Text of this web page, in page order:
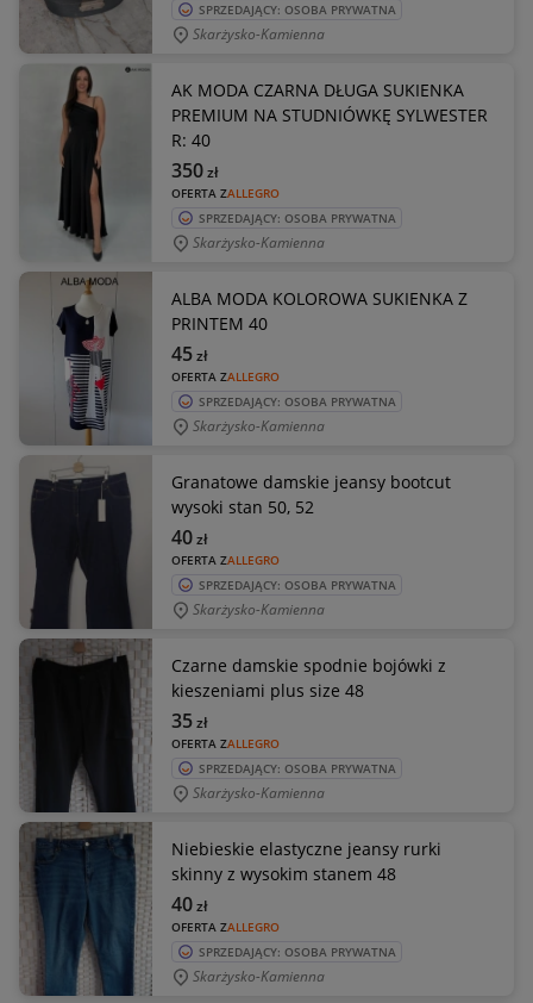
SPRZEDAJĄCY: OSOBA PRYWATNA
Skarżysko-Kamienna
AK MODA CZARNA DŁUGA SUKIENKA
PREMIUM NA STUDNIÓWKĘ SYLWESTER
R: 40
OFERTA ZALLEGRO
350zł
SPRZEDAJĄCY: OSOBA PRYWATNA
Skarżysko-Kamienna
ALBA MODA KOLOROWA SUKIENKA Z
PRINTEM 40
OFERTA ZALLEGRO
45zł
SPRZEDAJĄCY: OSOBA PRYWATNA
Skarżysko-Kamienna
Granatowe damskie jeansy bootcut
wysoki stan 50, 52
OFERTA ZALLEGRO
40zł
SPRZEDAJĄCY: OSOBA PRYWATNA
Skarżysko-Kamienna
Czarne damskie spodnie bojówki z
kieszeniami plus size 48
OFERTA ZALLEGRO
35zł
SPRZEDAJĄCY: OSOBA PRYWATNA
Skarżysko-Kamienna
Niebieskie elastyczne jeansy rurki
skinny z wysokim stanem 48
OFERTA ZALLEGRO
40zł
SPRZEDAJĄCY: OSOBA PRYWATNA
Skarżysko-Kamienna